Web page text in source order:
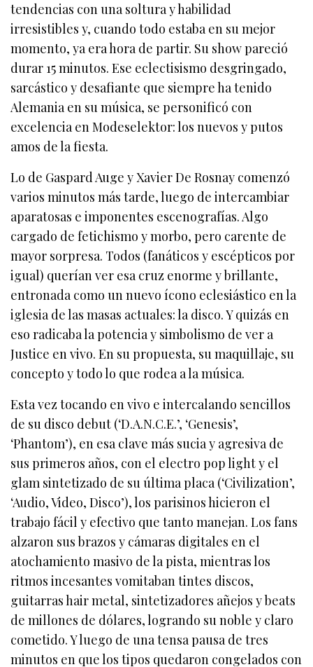
tendencias con una soltura y habilidad
irresistibles y, cuando todo estaba en su mejor
momento, ya era hora de partir. Su show pareció
durar 15 minutos. Ese eclectisismo desgringado,
sarcástico y desafiante que siempre ha tenido
Alemania en su música, se personificó con
excelencia en Modeselektor: los nuevos y putos
amos de la fiesta.
Lo de Gaspard Auge y Xavier De Rosnay comenzó
varios minutos más tarde, luego de intercambiar
aparatosas e imponentes escenografías. Algo
cargado de fetichismo y morbo, pero carente de
mayor sorpresa. Todos (fanáticos y escépticos por
igual) querían ver esa cruz enorme y brillante,
entronada como un nuevo ícono eclesiástico en la
iglesia de las masas actuales: la disco. Y quizás en
eso radicaba la potencia y simbolismo de ver a
Justice en vivo. En su propuesta, su maquillaje, su
concepto y todo lo que rodea a la música.
Esta vez tocando en vivo e intercalando sencillos
de su disco debut (‘D.A.N.C.E.’, ‘Genesis’,
‘Phantom’), en esa clave más sucia y agresiva de
sus primeros años, con el electro pop light y el
glam sintetizado de su última placa (‘Civilization’,
‘Audio, Video, Disco’), los parisinos hicieron el
trabajo fácil y efectivo que tanto manejan. Los fans
alzaron sus brazos y cámaras digitales en el
atochamiento masivo de la pista, mientras los
ritmos incesantes vomitaban tintes discos,
guitarras hair metal, sintetizadores añejos y beats
de millones de dólares, logrando su noble y claro
cometido. Y luego de una tensa pausa de tres
minutos en que los tipos quedaron congelados con